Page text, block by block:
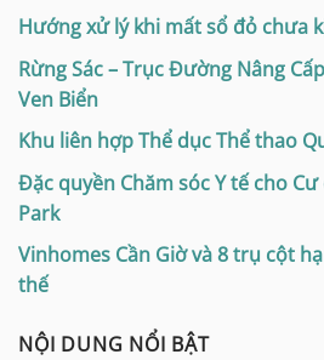
Hướng xử lý khi mất sổ đỏ chưa
Rừng Sác – Trục Đường Nâng
Ven Biển
Khu liên hợp Thể dục Thể thao
Đặc quyền Chăm sóc Y tế cho
Park
Vinhomes Cần Giờ và 8 trụ cột
thế
NỘI DUNG NỔI BẬT